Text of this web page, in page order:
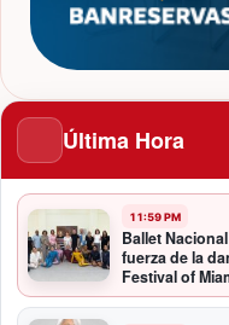
Última Hora
11:59 PM
Ballet
fuerza de la
Festival of